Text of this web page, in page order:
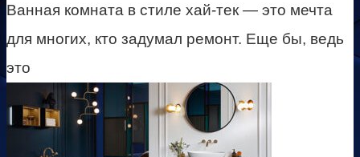
Ванная комната в стиле хай-тек — это мечта
для многих, кто задумал ремонт. Еще бы, ведь
это